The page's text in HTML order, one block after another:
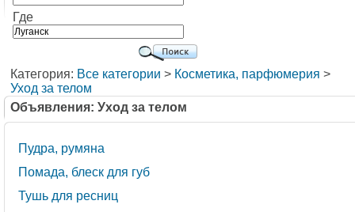
Где
Категория: Все категории > Косметика, парфюмерия >
Уход за телом
Объявления: Уход за телом
Пудра, румяна
Помада, блеск для губ
Тушь для ресниц